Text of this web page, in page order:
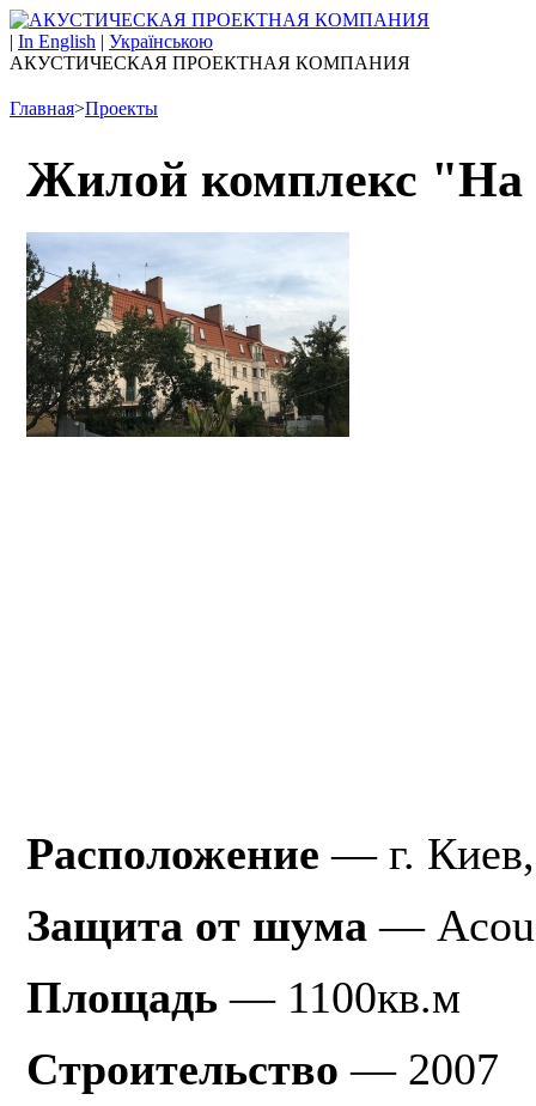
| In English | Українською
АКУСТИЧЕСКАЯ ПРОЕКТНАЯ КОМПАНИЯ
Главная>Проекты
Жилой комплекс "На
Расположение — г. Киев,
Защита от шума—
Площадь — 1100кв.м
Строительство — 2007